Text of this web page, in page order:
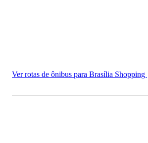
Ver rotas de ônibus para Brasília Shopping